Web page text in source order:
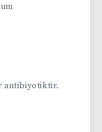
antibiyotiktir.